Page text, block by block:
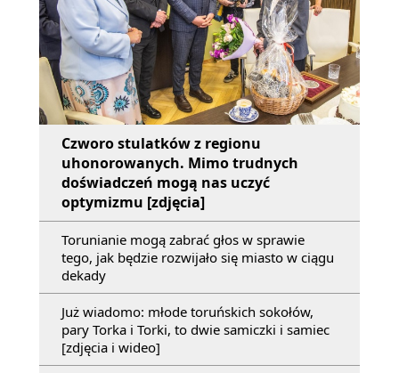
Czworo stulatków z regionu
uhonorowanych. Mimo trudnych
doświadczeń mogą nas uczyć
optymizmu [zdjęcia]
Torunianie mogą zabrać głos w sprawie
tego, jak będzie rozwijało się miasto w ciągu
dekady
Już wiadomo: młode toruńskich sokołów,
pary Torka i Torki, to dwie samiczki i samiec
[zdjęcia i wideo]